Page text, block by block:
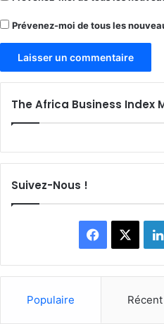
Prévenez-moi de tous les
The Africa Business Index
Suivez-Nous !
Facebook
Populaire Récent